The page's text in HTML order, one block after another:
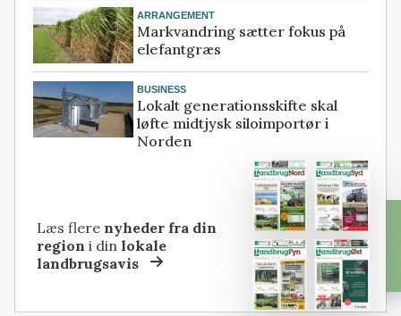
ARRANGEMENT
Markvandring sætter fokus på
elefantgræs
BUSINESS
Lokalt generationsskifte skal
løfte midtjysk siloimportør i
Norden
Læs flere nyheder fra din
region i dinlokale
landbrugsavis